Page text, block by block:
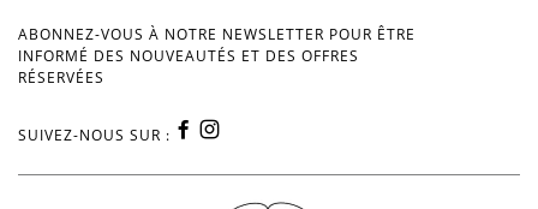
ABONNEZ-VOUS À NOTRE NEWSLETTER POUR ÊTRE
INFORMÉ DES NOUVEAUTÉS ET DES OFFRES
RÉSERVÉES
SUIVEZ-NOUS SUR :